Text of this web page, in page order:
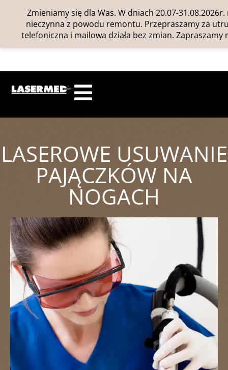
Zmieniamy się dla Was. W dniach 20.07-
nieczynna z powodu remontu. Przepraszamy za
telefoniczna i mailowa działa bez zmian.
LASEROWE USUWANIE
PAJĄCZKÓW NA
NOGACH